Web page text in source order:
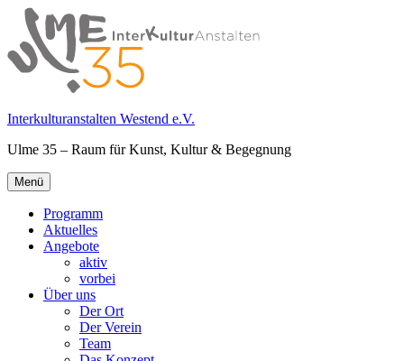
Springe
zum
Inhalt
Interkulturanstalten Westend e.V.
Ulme 35 – Raum für Kunst, Kultur & Begegnung
Primäres
Menü
Menü
Programm
Aktuelles
Angebote
aktiv
vorbei
Über uns
Der Ort
Der Verein
Team